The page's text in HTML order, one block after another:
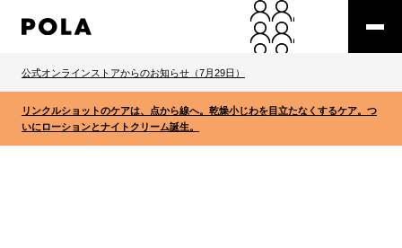
公式オンラインストアからのお知らせ（7月29日）
リンクルショットのケアは、点から線へ。乾燥小じわを目立たなくするケア。つ
いにローションとナイトクリーム誕生。